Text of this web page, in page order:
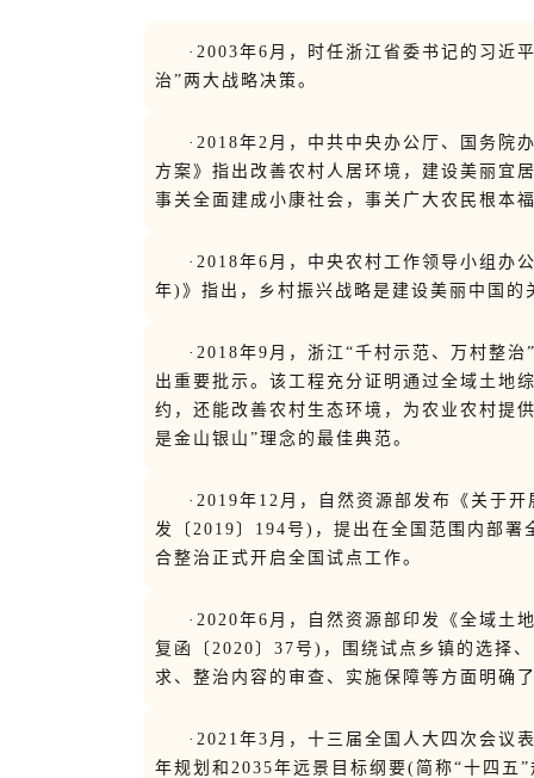
·2003年6月，时任浙江省委书记的习近
治”两大战略决策。
·2018年2月，中共中央办公厅、国务院
方案》指出改善农村人居环境，建设美丽宜
事关全面建成小康社会，事关广大农民根本
·2018年6月，中央农村工作领导小组办
年)》指出，乡村振兴战略是建设美丽中国的
·2018年9月，浙江“千村示范、万村整
出重要批示。该工程充分证明通过全域土地
约，还能改善农村生态环境，为农业农村提
是金山银山”理念的最佳典范。
·2019年12月，自然资源部发布《关于
发〔2019〕194号)，提出在全国范围内部
合整治正式开启全国试点工作。
·2020年6月，自然资源部印发《全域土
复函〔2020〕37号)，围绕试点乡镇的选择
求、整治内容的审查、实施保障等方面明确
·2021年3月，十三届全国人大四次会议
年规划和2035年远景目标纲要(简称“十四五